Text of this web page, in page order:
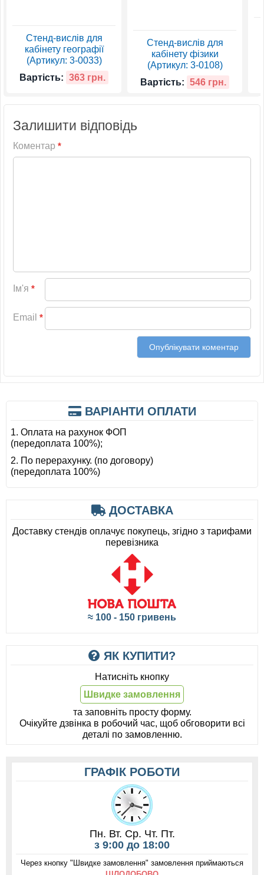
Стенд-вислів для
кабінету географії
(Артикул: 3-0033)
Вартість: 363 грн.
Стенд-вислів для
кабінету фізики
(Артикул: 3-0108)
Вартість: 546 грн.
Залишити відповідь
Коментар *
Ім'я *
Email *
ВАРІАНТИ ОПЛАТИ
1. Оплата на рахунок ФОП
(передоплата 100%);
2. По перерахунку. (по договору)
(передоплата 100%)
ДОСТАВКА
Доставку стендів оплачує покупець, згідно з тарифами
перевізника
≈ 100 - 150 гривень
ЯК КУПИТИ?
Натисніть кнопку
Швидке замовлення
та заповніть просту форму.
Очікуйте дзвінка в робочий час, щоб обговорити всі
деталі по замовленню.
ГРАФІК РОБОТИ
Пн. Вт. Ср. Чт. Пт.
з 9:00 до 18:00
Через кнопку "Швидке замовлення" замовлення приймаються